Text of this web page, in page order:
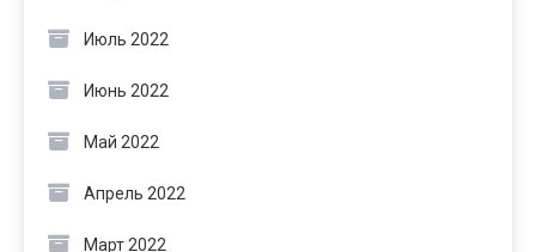
Июль 2022
Июнь 2022
Май 2022
Апрель 2022
Март 2022